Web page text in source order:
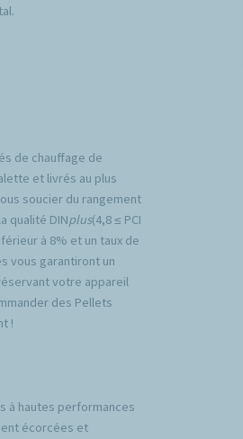
de chauffage de
et livrés au plus
soucier du rangement
qualité DINplus(4,8 ≤ PCI
à 8% et un taux de
vous garantiront un
votre appareil
des Pellets
!
à hautes performances
écorcées et